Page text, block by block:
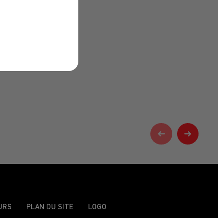
PLAN DU SITE LOGO